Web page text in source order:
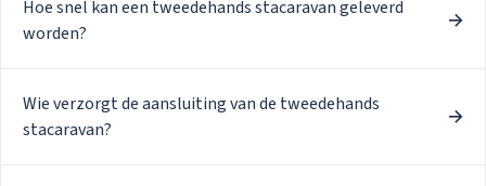
Hoe snel kan een tweedehands stacaravan geleverd
worden?
Wie verzorgt de aansluiting van de tweedehands
stacaravan?